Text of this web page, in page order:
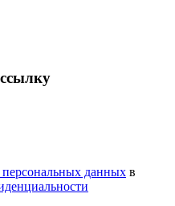
персональных данных в